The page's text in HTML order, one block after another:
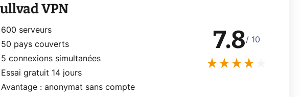
VPN
600 serveurs
50 pays couverts
5 connexions simultanées
Essai gratuit 14 jours
Avantage : anonymat sans compte
7.8/ 10